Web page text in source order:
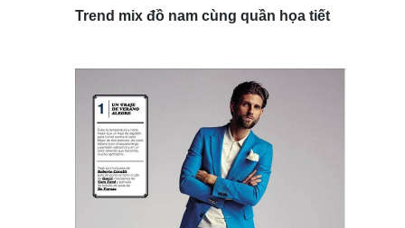
Trend mix đồ nam cùng quần họa tiết